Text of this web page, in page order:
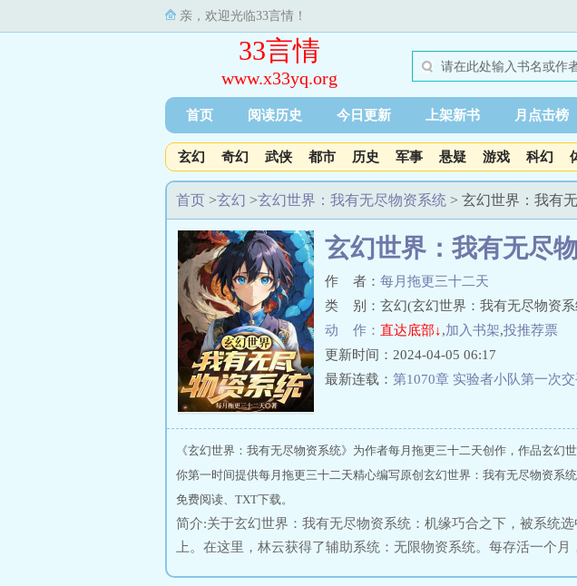
亲，欢迎光临33言情！
33言情
www.x33yq.org
首页 阅读历史 今日更新 上架新书 月点击榜
玄幻 奇幻 武侠 都市 历史 军事 悬疑 游戏 科幻
首页 >玄幻 >玄幻世界：我有无尽物资系统 > 玄幻世界：我有
玄幻世界：我有无尽
作 者： 每月拖更三十二天
类 别：玄幻(玄幻世界：我有无尽物资系
动 作： 直达底部↓,加入书架,投推荐票
更新时间：2024-04-05 06:17
最新连载： 第1070章 实验者小队第一次交
《玄幻世界：我有无尽物资系统》为作者每月拖更三十二天创作，作品玄幻
你第一时间提供每月拖更三十二天精心编写原创玄幻世界：我有无尽物资系
免费阅读、TXT下载。
简介:关于玄幻世界：我有无尽物资系统：机缘巧合之下，被系统
上。在这里，林云获得了辅助系统：无限物资系统。每存活一个